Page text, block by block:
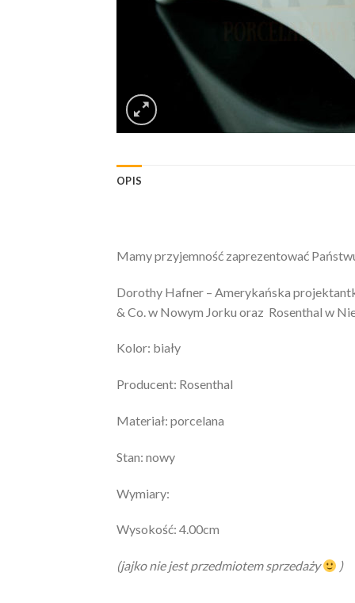
OPIS
Mamy przyjemność zaprezentować
Dorothy Hafner – Amerykańska
& Co. w Nowym Jorku oraz Rosenthal w
Kolor: biały
Producent: Rosenthal
Materiał: porcelana
Stan: nowy
Wymiary:
Wysokość: 4.00cm
(jajko nie jest przedmiotem sprzedaży )